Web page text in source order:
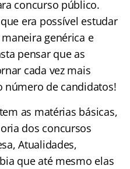
concurso público.
era possível estudar
genérica e
pensar que as
cada vez mais
número de candidatos!
as matérias básicas,
dos concursos
Atualidades,
que até mesmo elas